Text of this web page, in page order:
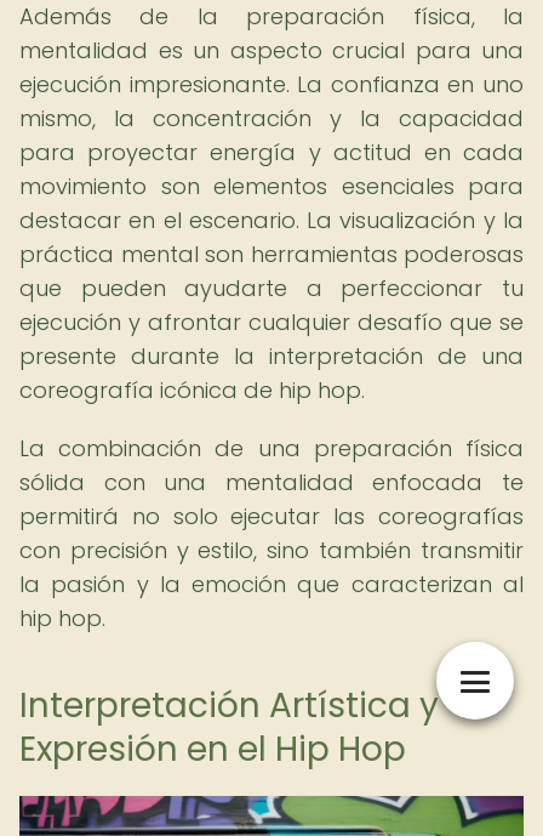
Además de la preparación física, la
mentalidad es un aspecto crucial para una
ejecución impresionante. La confianza en uno
mismo, la concentración y la capacidad
para proyectar energía y actitud en cada
movimiento son elementos esenciales para
destacar en el escenario. La visualización y la
práctica mental son herramientas poderosas
que pueden ayudarte a perfeccionar tu
ejecución y afrontar cualquier desafío que se
presente durante la interpretación de una
coreografía icónica de hip hop.
La combinación de una preparación física
sólida con una mentalidad enfocada te
permitirá no solo ejecutar las coreografías
con precisión y estilo, sino también transmitir
la pasión y la emoción que caracterizan al
hip hop.
Interpretación Artística y
Expresión en el Hip Hop